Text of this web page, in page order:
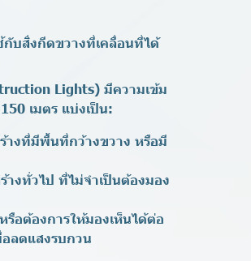
บสิ่งกีดขวางที่เคลื่อนที่ได้
Lights) มีความเข้ม
เมตร แบ่งเป็น:
างที่มีพื้นที่กว้างขวาง หรือมี
งทั่วไป ที่ไม่จำเป็นต้องมอง
อต้องการให้มองเห็นได้ต่อ
ลดแสงรบกวน